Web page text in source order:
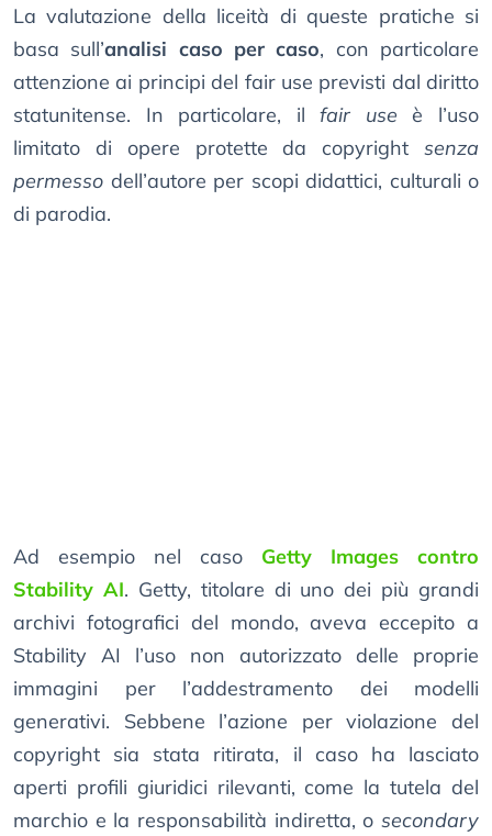
La valutazione della liceità di queste pratiche si
basa sull’analisi caso per caso, con particolare
attenzione ai principi del fair use previsti dal diritto
statunitense. In particolare, ilfair use è l’uso
limitato di opere protette da copyright senza
permesso dell’autore per scopi didattici, culturali o
di parodia.
Ad esempio nel caso Getty Images contro
Stability AI. Getty, titolare di uno dei più grandi
archivi fotografici del mondo, aveva eccepito a
Stability AI l’uso non autorizzato delle proprie
immagini per l’addestramento dei modelli
generativi. Sebbene l’azione per violazione del
copyright sia stata ritirata, il caso ha lasciato
aperti profili giuridici rilevanti, come la tutela del
marchio e la responsabilità indiretta, o secondary